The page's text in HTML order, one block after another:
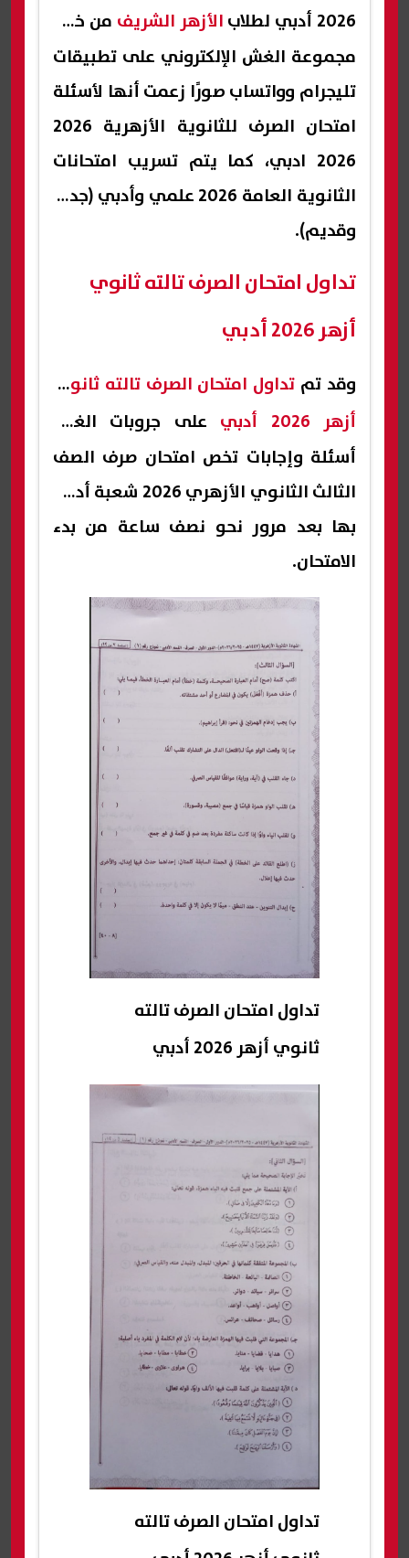
2026 أدبي لطلاب
الأزهر الشريف من خلال
مجموعة الغش الإلكتروني على تطبيقات
تليجرام وواتساب صورًا زعمت أنها لأسئلة
امتحان الصرف للثانوية الأزهرية 2026
2026 ادبي، كما يتم تسريب امتحانات
الثانوية العامة 2026 علمي وأدبي (جديد
وقديم).
تداول امتحان الصرف تالته ثانوي
أزهر 2026 أدبي
وقد تم تداول امتحان الصرف تالته ثانوي
أزهر 2026 أدبي
على جروبات الغش
أسئلة وإجابات تخص امتحان صرف الصف
الثالث الثانوي الأزهري 2026 شعبة أدبي
بها بعد مرور نحو نصف ساعة من بدء
الامتحان.
تداول امتحان الصرف تالته
ثانوي أزهر 2026 أدبي
تداول امتحان الصرف تالته